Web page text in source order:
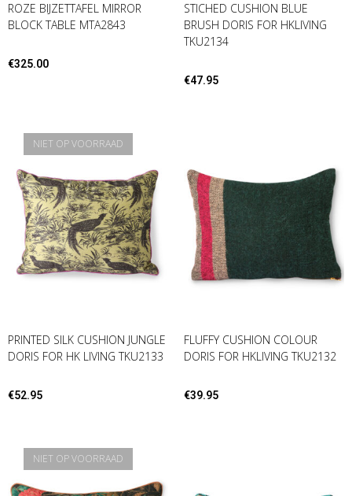
ROZE BIJZETTAFEL MIRROR
BLOCK TABLE MTA2843
€325.00
STICHED CUSHION BLUE
BRUSH DORIS FOR HKLIVING
TKU2134
€47.95
NIET OP VOORRAAD
PRINTED SILK CUSHION JUNGLE
DORIS FOR HK LIVING TKU2133
€52.95
FLUFFY CUSHION COLOUR
DORIS FOR HKLIVING TKU2132
€39.95
NIET OP VOORRAAD